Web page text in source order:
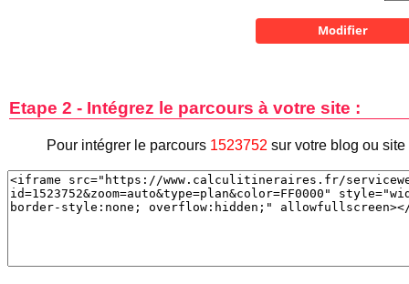
Etape 2 - Intégrez le parcours à votre site :
Pour intégrer le parcours 1523752 sur votre blog ou